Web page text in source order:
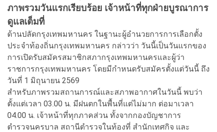
ภาพรวมวันแรกเรียบร้อย เจ้าหน้าที่ทุกฝ่ายบูรณาการ
ดูแลเต็มที่
ด้านปลัดกรุงเทพมหานคร ในฐานะผู้อำนวยการการเลือกตั้ง
ประจำท้องถิ่นกรุงเทพมหานคร กล่าวว่า วันนี้เป็นวันแรกของ
การเปิดรับสมัครสมาชิกสภากรุงเทพมหานครและผู้ว่า
ราชการกรุงเทพมหานคร โดยมีกำหนดรับสมัครตั้งแต่วันนี้ ถึง
วันที่ 1 มิถุนายน 2569
สำหรับภาพรวมสถานการณ์และสภาพอากาศในวันนี้ พบว่า
ตั้งแต่เวลา 03.00 น. มีฝนตกในพื้นที่แต่ไม่มาก ต่อมาเวลา
04.00 น. เจ้าหน้าที่ทุกภาคส่วน ทั้งจากกองบัญชาการ
ตำรวจนครบาล สถานีตำรวจในท้องที่ สำนักเทศกิจ และ